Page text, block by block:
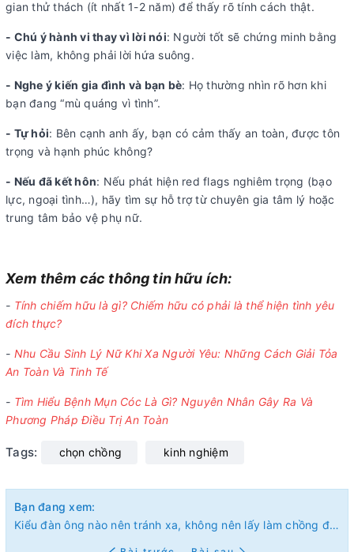
gian thử thách (ít nhất 1-2 năm) để thấy rõ tính cách thật.
- Chú ý hành vi thay vì lời nói: Người tốt sẽ chứng minh bằng
việc làm, không phải lời hứa suông.
- Nghe ý kiến gia đình và bạn bè: Họ thường nhìn rõ hơn khi
bạn đang “mù quáng vì tình”.
- Tự hỏi: Bên cạnh anh ấy, bạn có cảm thấy an toàn, được tôn
trọng và hạnh phúc không?
- Nếu đã kết hôn: Nếu phát hiện red flags nghiêm trọng (bạo
lực, ngoại tình…), hãy tìm sự hỗ trợ từ chuyên gia tâm lý hoặc
trung tâm bảo vệ phụ nữ.
Xem thêm các thông tin hữu ích:
- Tính chiếm hữu là gì? Chiếm hữu có phải là thể hiện tình yêu
đích thực?
- Nhu Cầu Sinh Lý Nữ Khi Xa Người Yêu: Những Cách Giải Tỏa
An Toàn Và Tinh Tế
- Tìm Hiểu Bệnh Mụn Cóc Là Gì? Nguyên Nhân Gây Ra Và
Phương Pháp Điều Trị An Toàn
Tags: chọn chồng kinh nghiệm
Bạn đang xem:
Kiểu đàn ông nào nên tránh xa, không nên lấy làm chồng để bớt đau khổ cả đời